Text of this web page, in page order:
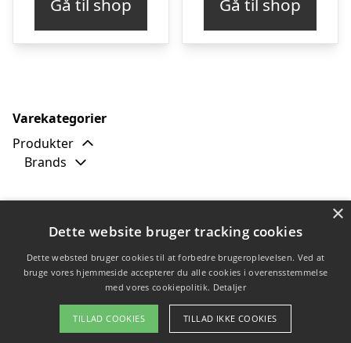
Gå til shop Gå til shop
Varekategorier
Produkter
Brands
Filtrer efter
christian dior(22)
DIOR
(18)
Copyright 2026 - Pilanto Aps
Forside
Om / kontakt Blog Betingelser
×
Dette website bruger tracking cookies
Dette websted bruger cookies til at forbedre brugeroplevelsen. Ved at
bruge vores hjemmeside accepterer du alle cookies i overensstemmelse
med vores cookiepolitik. Detaljer
TILLAD COOKIES TILLAD IKKE COOKIES